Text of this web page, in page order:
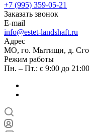
+7 (995) 359-05-21
Заказать звонок
E-mail
info@estet-landshaft.ru
Адрес
МО, го. Мытищи, д.
Режим работы
Пн. – Пт.: с 9:00 до 21:00